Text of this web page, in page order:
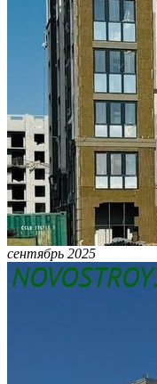
сентябрь 2025